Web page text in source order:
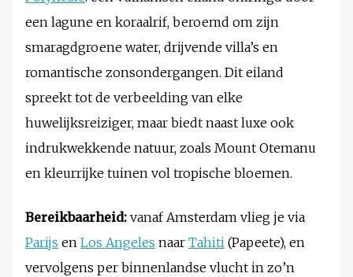
een lagune en koraalrif, beroemd om zijn
smaragdgroene water, drijvende villa’s en
romantische zonsondergangen. Dit eiland
spreekt tot de verbeelding van elke
huwelijksreiziger, maar biedt naast luxe ook
indrukwekkende natuur, zoals Mount Otemanu
en kleurrijke tuinen vol tropische bloemen.
Bereikbaarheid: vanaf Amsterdam vlieg je via
Parijs en Los Angeles naar Tahiti (Papeete), en
vervolgens per binnenlandse vlucht in zo’n